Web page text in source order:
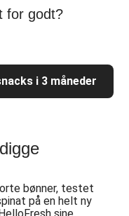
for godt?
i 3 måneder
bønner, testet
på en helt ny